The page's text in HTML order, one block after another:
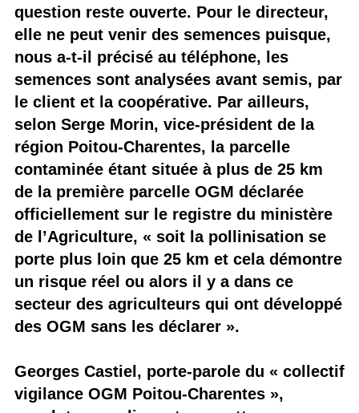
question reste ouverte. Pour le directeur,
elle ne peut venir des semences puisque,
nous a-t-il précisé au téléphone, les
semences sont analysées avant semis, par
le client et la coopérative. Par ailleurs,
selon Serge Morin, vice-président de la
région Poitou-Charentes, la parcelle
contaminée étant située à plus de 25 km
de la première parcelle OGM déclarée
officiellement sur le registre du ministère
de l’Agriculture, « soit la pollinisation se
porte plus loin que 25 km et cela démontre
un risque réel ou alors il y a dans ce
secteur des agriculteurs qui ont développé
des OGM sans les déclarer ».
Georges Castiel, porte-parole du « collectif
vigilance OGM Poitou-Charentes »,